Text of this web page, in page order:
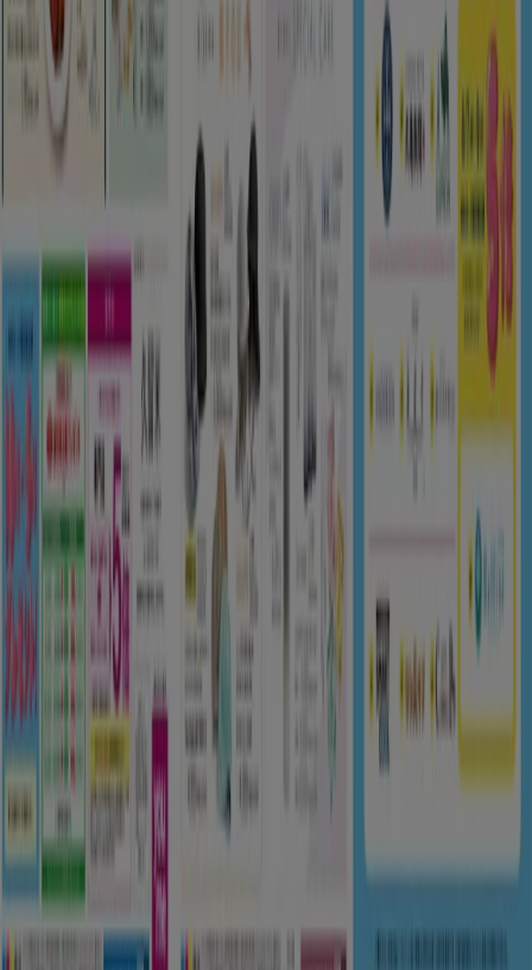
Tiendeo
私たちが行うこと
ビジネスソリューションをみる
ニュース・メディア
マーケテイング＆ビジネスリクエスト
地図上で店舗が誤った場所にあります
週にいちど広告のフィードバック
技術的な問題と一般的なフィードバック
検索方法
ブランド
地元ブランド
割引情報
近くのお店
製品紹介
地元産品
Tiendeoアプリ